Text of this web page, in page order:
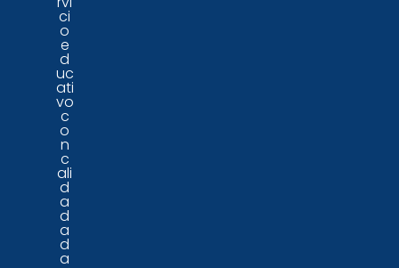
ci
o
e
d
uc
ati
vo
c
o
n
c
ali
d
a
d
a
d
a